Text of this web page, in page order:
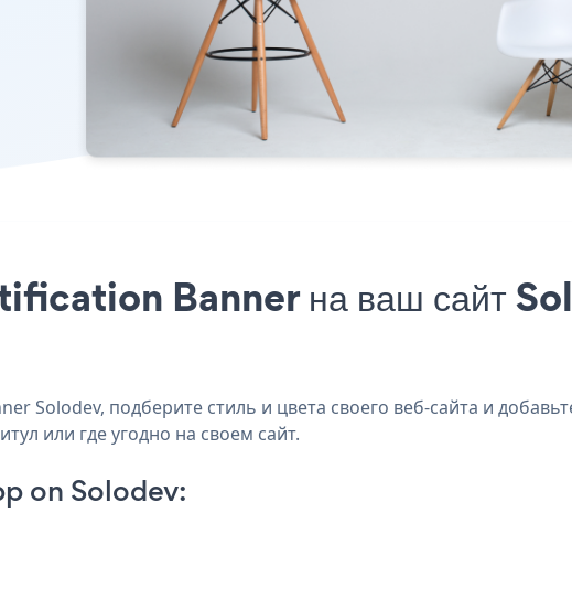
Banner на ваш сайт
Solodev, подберите стиль и цвета своего веб-сайта и
или где угодно на своем сайт.
on Solodev: